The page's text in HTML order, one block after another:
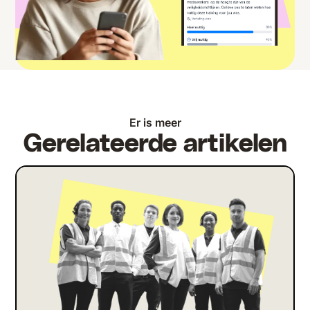
Er is meer
Gerelateerde artikelen